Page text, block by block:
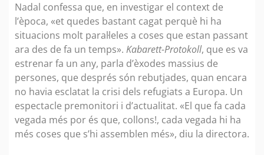
Nadal confessa que, en investigar el context de
l’època, «et quedes bastant cagat perquè hi ha
situacions molt paral·leles a coses que estan passant
ara des de fa un temps». Kabarett-Protokoll, que es va
estrenar fa un any, parla d’èxodes massius de
persones, que després són rebutjades, quan encara
no havia esclatat la crisi dels refugiats a Europa. Un
espectacle premonitori i d’actualitat. «El que fa cada
vegada més por és que, collons!, cada vegada hi ha
més coses que s’hi assemblen més», diu la directora.